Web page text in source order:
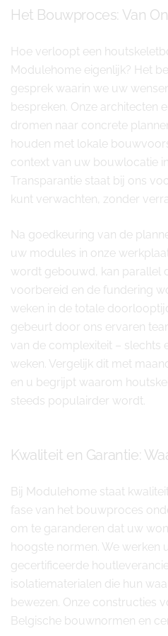
Het Bouwproces: Van
Hoe verloopt een
Modulehome eigenlijk? Het
gesprek waarin we uw
bespreken. Onze architecten
dromen naar concrete
houden met lokale
context van uw bouwlocatie
Transparantie staat bij ons
kunt verwachten, zonder
Na goedkeuring van de
uw modules in onze
wordt gebouwd, kan parallel
voorbereid en de fundering
weken in de totale
gebeurt door ons ervaren
van de complexiteit – slechts
weken. Vergelijk dit met
en u begrijpt waarom
steeds populairder wordt.
Kwaliteit en Garantie:
Bij Modulehome staat
fase van het bouwproces
om te garanderen dat uw
hoogste normen. We werken
gecertificeerde
isolatiematerialen die hun
bewezen. Onze constructies
Belgische bouwnormen en